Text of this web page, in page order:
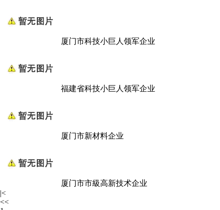
厦门市科技小巨人领军企业
福建省科技小巨人领军企业
厦门市新材料企业
厦门市市級高新技术企业
|<
<<